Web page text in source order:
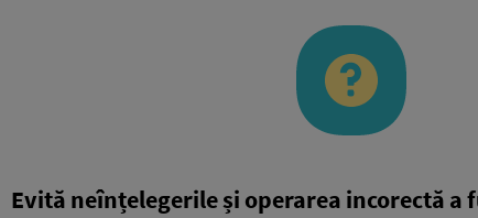
Evită neînțelegerile și operarea incorectă